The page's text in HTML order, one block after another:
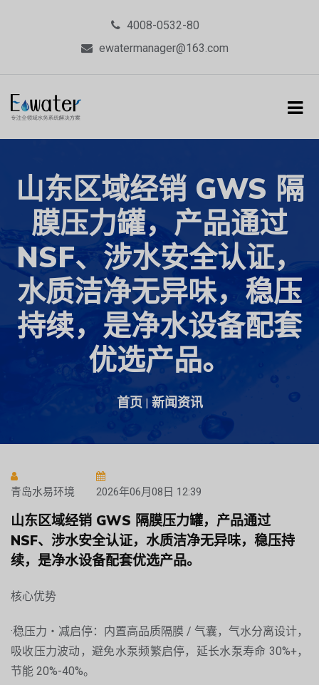
4008-0532-80
ewatermanager@163.com
山东区域经销 GWS 隔
膜压力罐，产品通过
NSF、涉水安全认证，
水质洁净无异味，稳压
持续，是净水设备配套
优选产品。
首页 | 新闻资讯
青岛水易环境 2026年06月08日 12:39
山东区域经销 GWS 隔膜压力罐，产品通过
NSF、涉水安全认证，水质洁净无异味，稳压持
续，是净水设备配套优选产品。
核心优势
·稳压力・减启停：内置高品质隔膜 / 气囊，气水分离设计，
吸收压力波动，避免水泵频繁启停，延长水泵寿命 30%+，
节能 20%-40%。